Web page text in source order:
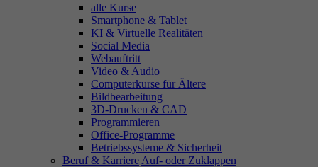
alle Kurse
Smartphone & Tablet
KI & Virtuelle Realitäten
Social Media
Webauftritt
Video & Audio
Computerkurse für Ältere
Bildbearbeitung
3D-Drucken & CAD
Programmieren
Office-Programme
Betriebssysteme & Sicherheit
Beruf & Karriere Auf- oder Zuklappen